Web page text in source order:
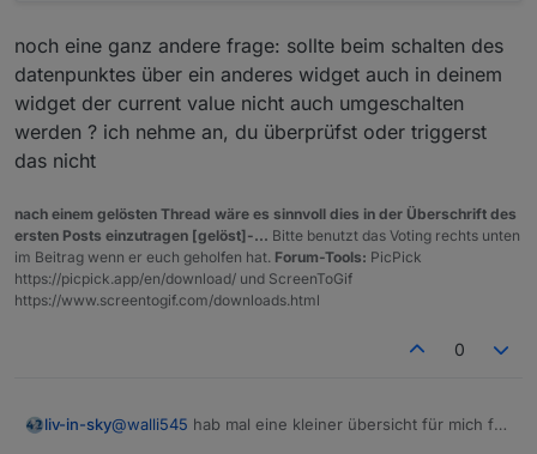
noch eine ganz andere frage: sollte beim schalten des
datenpunktes über ein anderes widget auch in deinem
widget der current value nicht auch umgeschalten
werden ? ich nehme an, du überprüfst oder triggerst
das nicht
nach einem gelösten Thread wäre es sinnvoll dies in der Überschrift des
ersten Posts einzutragen [gelöst]-... Bitte benutzt das Voting rechts unten
im Beitrag wenn er euch geholfen hat. Forum-Tools: PicPick
https://picpick.app/en/download/ und ScreenToGif
https://www.screentogif.com/downloads.html
0
liv-in-sky@walli545 hab mal eine kleiner übersicht für mich für